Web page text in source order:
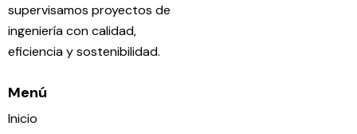
supervisamos proyectos de
ingeniería con calidad,
eficiencia y sostenibilidad.
Menú
Inicio